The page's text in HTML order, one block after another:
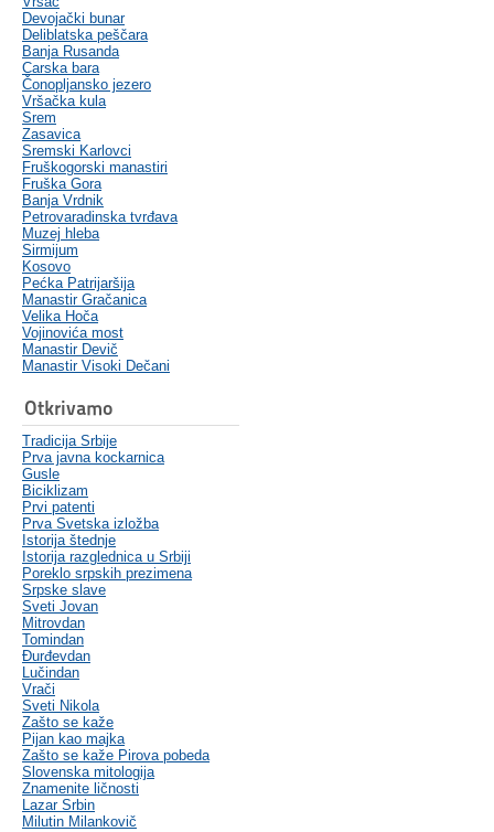
Devojački bunar
Deliblatska peščara
Banja Rusanda
Carska bara
Čonopljansko jezero
Vršačka kula
Srem
Zasavica
Sremski Karlovci
Fruškogorski manastiri
Fruška Gora
Banja Vrdnik
Petrovaradinska tvrđava
Muzej hleba
Sirmijum
Kosovo
Pećka Patrijaršija
Manastir Gračanica
Velika Hoča
Vojinovića most
Manastir Devič
Manastir Visoki Dečani
Otkrivamo
Tradicija Srbije
Prva javna kockarnica
Gusle
Biciklizam
Prvi patenti
Prva Svetska izložba
Istorija štednje
Istorija razglednica u Srbiji
Poreklo srpskih prezimena
Srpske slave
Sveti Jovan
Mitrovdan
Tomindan
Đurđevdan
Lučindan
Vrači
Sveti Nikola
Zašto se kaže
Pijan kao majka
Zašto se kaže Pirova pobeda
Slovenska mitologija
Znamenite ličnosti
Lazar Srbin
Milutin Milankovič